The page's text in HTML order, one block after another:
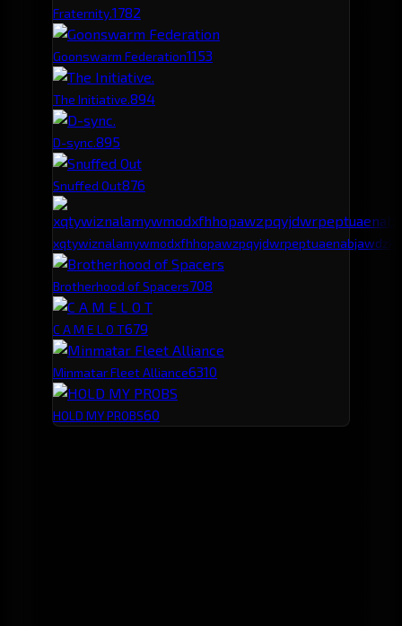
Fraternity.1782
Goonswarm Federation1153
The Initiative.894
D-sync.895
Snuffed Out876
xqtywiznalamywmodxfhhopawzpqyjdwrpeptuaenabjawdzku
Brotherhood of Spacers708
C A M E L O T679
Minmatar Fleet Alliance6310
HOLD MY PROBS60